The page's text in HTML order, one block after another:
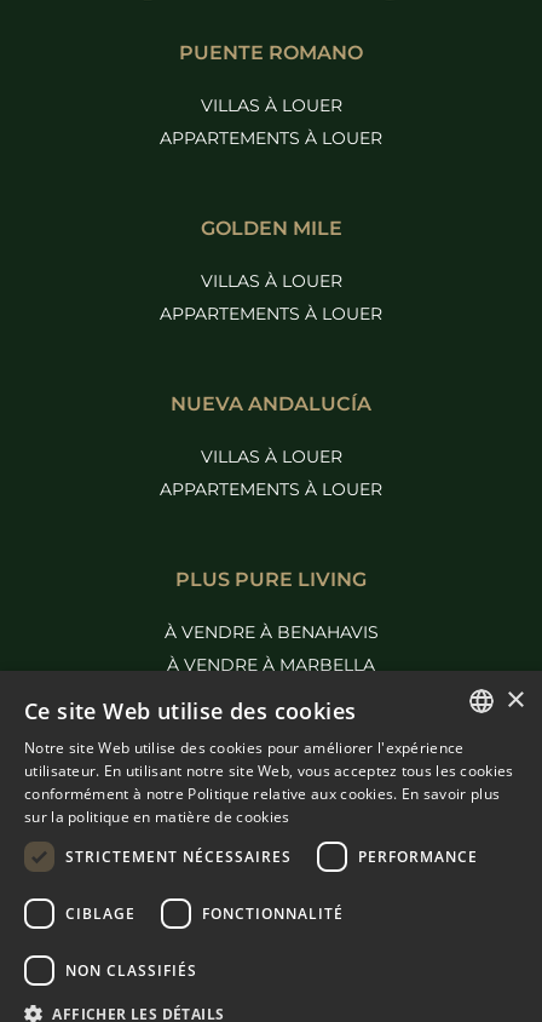
PUENTE ROMANO
VILLAS À LOUER
APPARTEMENTS À LOUER
GOLDEN MILE
VILLAS À LOUER
APPARTEMENTS À LOUER
NUEVA ANDALUCÍA
VILLAS À LOUER
APPARTEMENTS À LOUER
PLUS PURE LIVING
À VENDRE À BENAHAVIS
À VENDRE À MARBELLA
© COPYRIGHT 2008
CONSEILS JURIDIQUES
POLITIQUE DE CONFIDENTIALITÉ
ENGLISH
SPANISH
×
Ce site Web utilise des cookies
Notre site Web utilise des cookies pour améliorer l'expérience
utilisateur. En utilisant notre site Web, vous acceptez tous les cookies
conformément à notre Politique relative aux cookies. En savoir plus
sur la politique en matière de cookies
STRICTEMENT NÉCESSAIRES
PERFORMANCE
CIBLAGE FONCTIONNALITÉ
NON CLASSIFIÉS
AFFICHER LES DÉTAILS